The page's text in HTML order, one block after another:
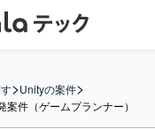
>Unityの案件>
案件（ゲームプランナー）